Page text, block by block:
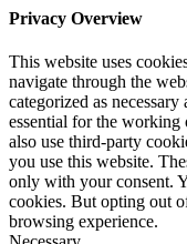
Privacy Overview
This website uses
navigate through the
categorized as
essential for the working
also use third-party
you use this website.
only with your consent.
cookies. But opting out
browsing experience.